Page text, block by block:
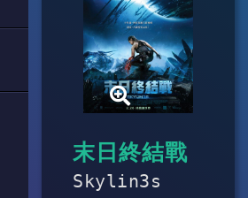
末日終結戰
Skylin3s